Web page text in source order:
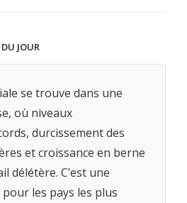
JOUR
se trouve dans une
où niveaux
durcissement des
et croissance en berne
délétère. C’est une
les pays les plus